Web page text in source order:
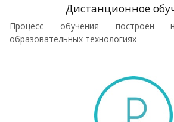
Дистанционное
Процесс обучения построен
образовательных технологиях